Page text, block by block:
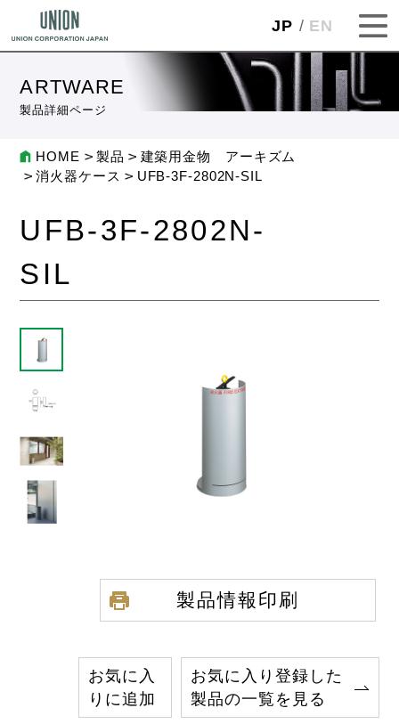
JP EN
ARTWARE
製品詳細ページ
HOME 製品
建築用金物 アーキズム
消火器ケース
UFB-3F-2802N-SIL
UFB-3F-2802N-
SIL
製品情報印刷
お気に入
りに追加
お気に入り登録した
製品の一覧を見る